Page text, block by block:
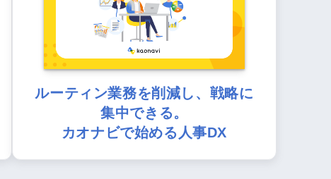
ルーティン業務を削減し、戦略に
集中できる。
カオナビで始める人事DX